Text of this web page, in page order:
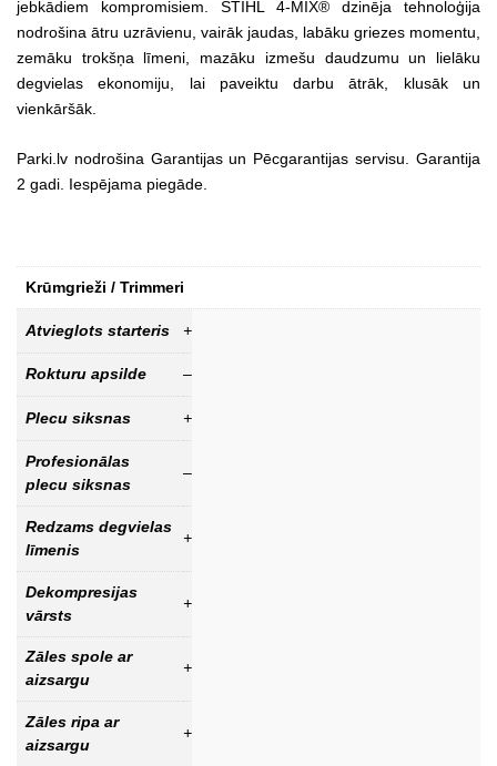
jebkādiem kompromisiem. STIHL 4-MIX® dzinēja tehnoloģija
nodrošina ātru uzrāvienu, vairāk jaudas, labāku griezes momentu,
zemāku trokšņa līmeni, mazāku izmešu daudzumu un lielāku
degvielas ekonomiju, lai paveiktu darbu ātrāk, klusāk un
vienkāršāk.
Parki.lv nodrošina Garantijas un Pēcgarantijas servisu. Garantija
2 gadi. Iespējama piegāde.
Krūmgrieži / Trimmeri
Atvieglots starteris +
Rokturu apsilde –
Plecu siksnas +
Profesionālas
plecu siksnas
–
Redzams degvielas
līmenis
+
Dekompresijas
vārsts
+
Zāles spole ar
aizsargu
+
Zāles ripa ar
aizsargu
+